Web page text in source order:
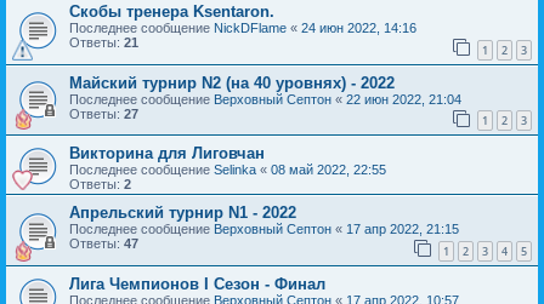
Скобы тренера Ksentaron.
Последнее сообщение NickDFlame « 24 июн 2022, 14:16
Ответы: 21 1 2 3
Майский турнир N2 (на 40 уровнях) - 2022
Последнее сообщение Верховный Септон « 22 июн 2022, 21:04
Ответы: 27 1 2 3
Викторина для Лиговчан
Последнее сообщение Selinka « 08 май 2022, 22:55
Ответы: 2
Апрельский турнир N1 - 2022
Последнее сообщение Верховный Септон « 17 апр 2022, 21:15
Ответы: 47 1 2 3 4 5
Лига Чемпионов I Сезон - Финал
Последнее сообщение Верховный Септон « 17 апр 2022, 10:57